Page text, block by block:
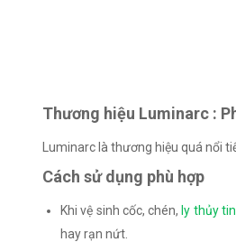
Thương hiệu Luminarc :
Luminarc là thương hiệu quá nổi
Cách sử dụng phù hợp
Khi vệ sinh cốc, chén, ly thủy
hay rạn nứt.